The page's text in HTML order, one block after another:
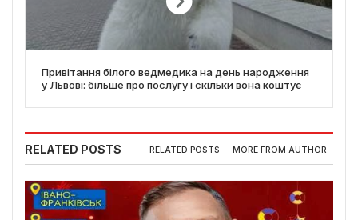
Привітання білого ведмедика на день народження
у Львові: більше про послугу і скільки вона коштує
RELATED POSTS RELATED POSTS MORE FROM AUTHOR